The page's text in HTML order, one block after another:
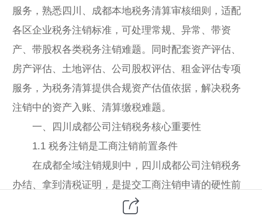
服务，熟悉四川、成都本地税务清算审核细则，适配
各区企业税务注销标准，可处理常规、异常、带资
产、带股权各类税务注销难题。同时配套资产评估、
房产评估、土地评估、公司股权评估、租金评估专项
服务，为税务清算提供合规资产估值依据，解决税务
注销中的资产入账、清算缴税难题。
一、四川成都公司注销税务核心重要性
1.1 税务注销是工商注销前置条件
在成都全域注销规则中，四川成都公司注销税务
办结、拿到清税证明，是提交工商注销申请的硬性前
提。没有合规清税证明，工商系统直接驳回注销申